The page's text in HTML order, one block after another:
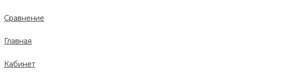
Сравнение
Главная
Кабинет